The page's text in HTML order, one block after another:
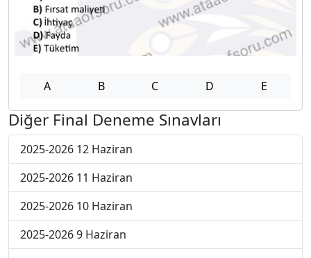
A B C D E
Diğer Final Deneme Sınavları
2025-2026 12 Haziran
2025-2026 11 Haziran
2025-2026 10 Haziran
2025-2026 9 Haziran